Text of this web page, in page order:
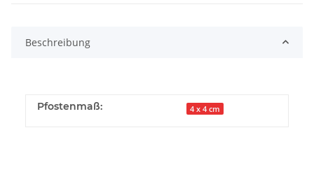
Beschreibung
Pfostenmaß: 4 x 4 cm